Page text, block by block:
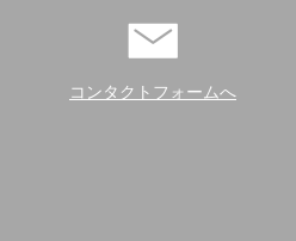
コンタクトフォームへ